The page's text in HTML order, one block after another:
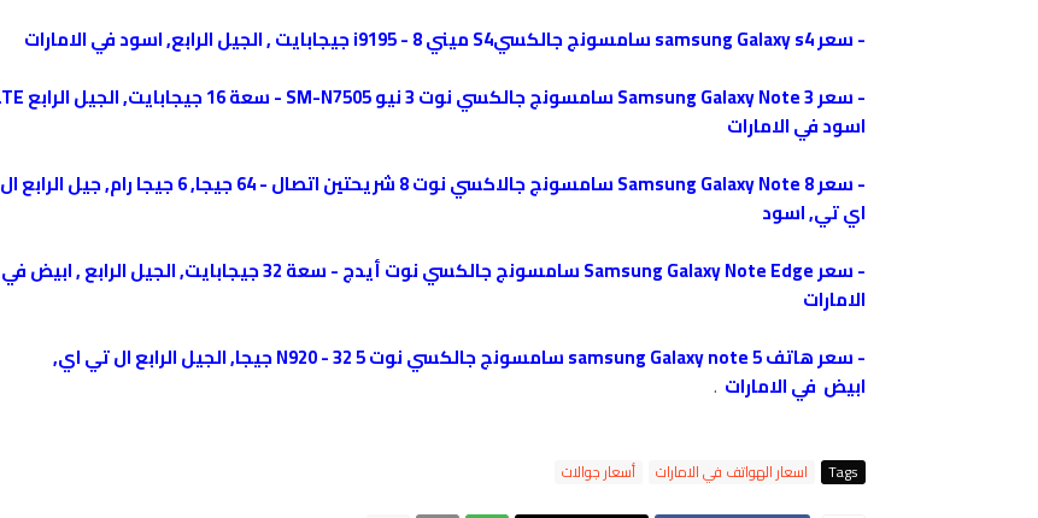
-سعر samsung Galaxy s4 سامسونج جالكسيS4 ميني i9195 - 8 جيجابايت , الجيل الرابع, اسود في الامارات
-
اسود في الامارات
-
سعر Samsung Galaxy Note 8 سامسونج جالاكسي نوت 8 شريحتين اتصال - 64 جيجا, 6 جيجا رام, جيل الرابع ال
اي تي, اسود
-
سعر Samsung Galaxy Note Edge سامسونج جالكسي نوت أيدج - سعة 32 جيجابايت, الجيل الرابع , ابيض في
الامارات
-
سعر هاتف samsung Galaxy note 5 سامسونج جالكسي نوت 5 N920 - 32 جيجا, الجيل الرابع ال تي اي,
ابيض في الامارات .
Tags اسعار الهواتف في الامارات أسعار جوالات